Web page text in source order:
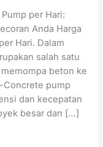
per Hari:
Anda Harga
Hari. Dalam
salah satu
beton ke
Concrete pump
dan kecepatan
besar dan […]